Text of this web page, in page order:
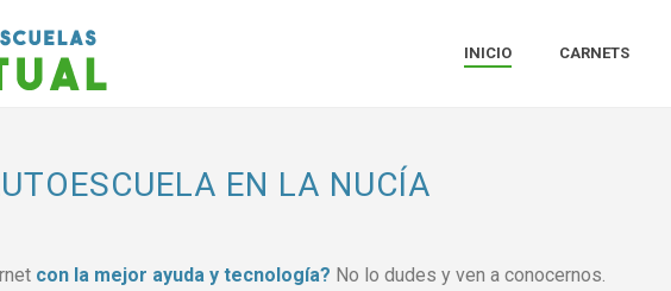
INICIO CARNETS
EN LA NUCÍA
con la mejor ayuda y tecnología? No lo dudes y ven a conocernos.